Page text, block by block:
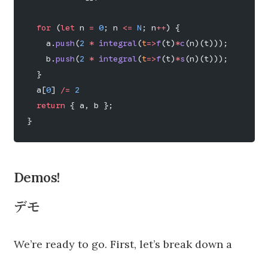
  for
(let n = 0; n <= N ; n++) {
    a.
push(2 * integral(t=>f(t)*c(n)(t)));
    b.
push(2 * integral(t=>f(t)*s(n)(t)));
  }
  a[
0] /= 2
  return
{ a, b };
}
Demos!
デモ
We’re ready to go. First, let’s break down a